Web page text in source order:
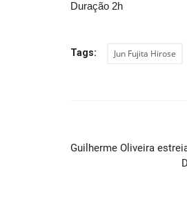
Duração 2h
Tags: Jun Fujita Hirose
Guilherme Oliveira
Cultura